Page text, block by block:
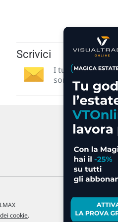
Scrivici
I tuoi
sono preziosi e
cookie.